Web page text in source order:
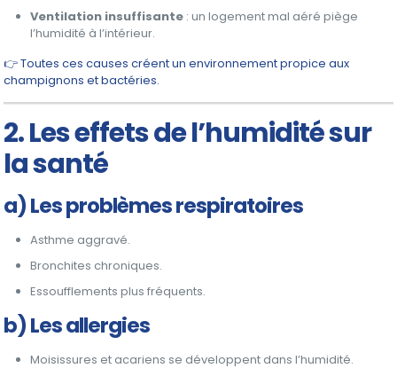
Ventilation insuffisante : un logement mal aéré piège
l’humidité à l’intérieur.
👉 Toutes ces causes créent un environnement propice aux
champignons et bactéries.
2. Les effets de l’humidité sur
la santé
a) Les problèmes respiratoires
Asthme aggravé.
Bronchites chroniques.
Essoufflements plus fréquents.
b) Les allergies
Moisissures et acariens se développent dans l’humidité.